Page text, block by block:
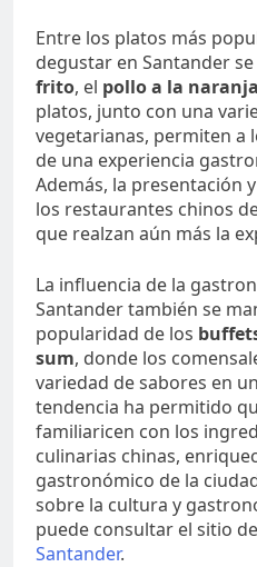
Entre los platos más
degustar en Santander
frito, el pollo a la naranja
platos, junto con una
vegetarianas, permiten a
de una experiencia
Además, la presentación
los restaurantes chinos
que realzan aún más la
La influencia de la
Santander también se
popularidad de los
sum, donde los
variedad de sabores en
tendencia ha permitido
familiaricen con los
culinarias chinas,
gastronómico de la
sobre la cultura y
puede consultar el sitio
Santander.